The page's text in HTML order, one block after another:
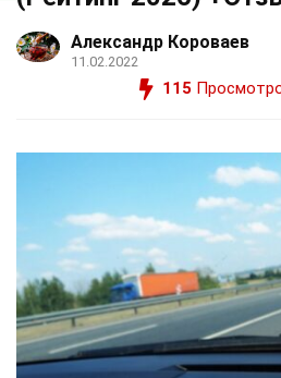
Александр Короваев
11.02.2022
115